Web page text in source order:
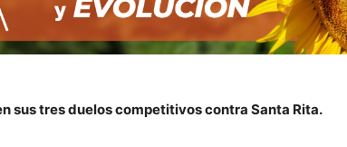
sus tres duelos competitivos contra Santa Rita.